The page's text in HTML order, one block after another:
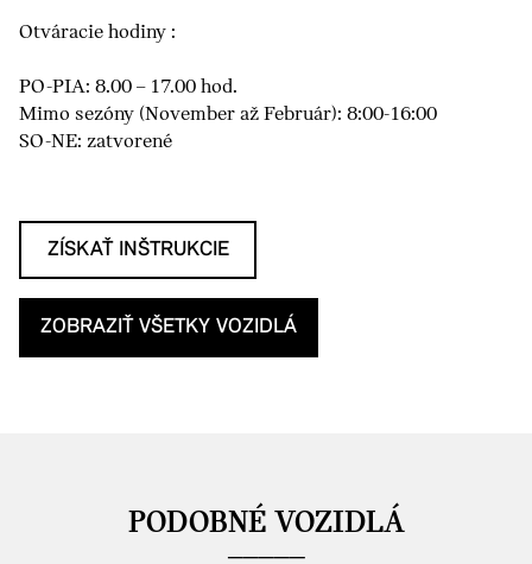
Otváracie hodiny :
PO-PIA: 8.00 – 17.00 hod.
Mimo sezóny (November až Február): 8:00-16:00
SO-NE: zatvorené
ZÍSKAŤ INŠTRUKCIE
ZOBRAZIŤ VŠETKY VOZIDLÁ
PODOBNÉ VOZIDLÁ